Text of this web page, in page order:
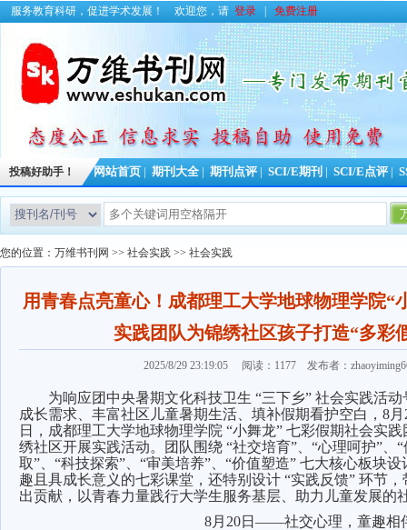
服务教育科研，促进学术发展！ 欢迎您，请 登录 免费注册
投稿好助手！ 网站首页 期刊大全 期刊点评 SCI/E期刊 SCI/E点评
您的位置： 万维书刊网 >> 社会实践 >> 社会实践
用青春点亮童心！成都理工大学地球物理学院“
实践团队为锦绣社区孩子打造“多彩
2025/8/29 23:19:05 阅读：1177 发布者：
为响应团中央暑期文化科技卫生 “三下乡” 社会实践活
成长需求、丰富社区儿童暑期生活、填补假期看护空白，8月
日，成都理工大学地球物理学院 “小舞龙” 七彩假期社会实
绣社区开展实践活动。团队围绕 “社交培育”、“心理呵护”、
取”、“科技探索”、“审美培养”、“价值塑造” 七大核心板块
趣且具成长意义的七彩课堂，还特别设计 “实践反馈” 环节
出贡献，以青春力量践行大学生服务基层、助力儿童发展的
8月20日——社交心理，童趣相